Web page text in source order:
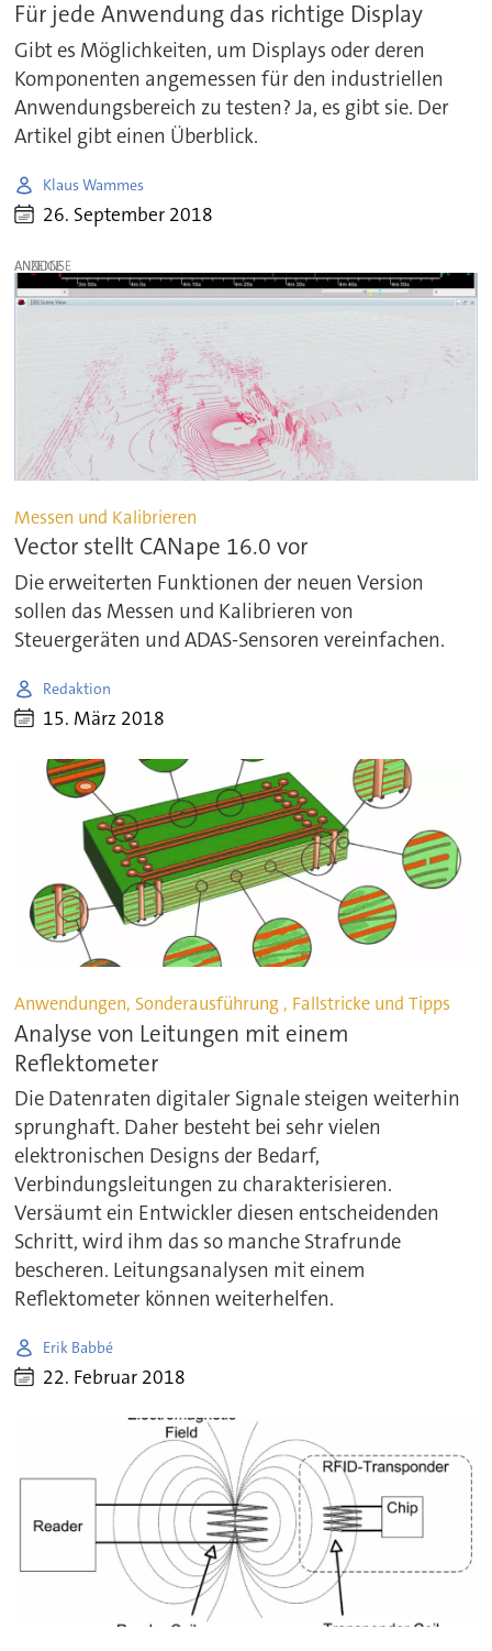
Für jede Anwendung das richtige Display
Gibt es Möglichkeiten, um Displays oder deren
Komponenten angemessen für den industriellen
Anwendungsbereich zu testen? Ja, es gibt sie. Der
Artikel gibt einen Überblick.
Klaus Wammes
26. September 2018
ANZEIGE
Messen und Kalibrieren
Vector stellt CANape 16.0 vor
Die erweiterten Funktionen der neuen Version
sollen das Messen und Kalibrieren von
Steuergeräten und ADAS-Sensoren vereinfachen.
Redaktion
15. März 2018
Anwendungen, Sonderausführung , Fallstricke und Tipps
Analyse von Leitungen mit einem
Reflektometer
Die Datenraten digitaler Signale steigen weiterhin
sprunghaft. Daher besteht bei sehr vielen
elektronischen Designs der Bedarf,
Verbindungsleitungen zu charakterisieren.
Versäumt ein Entwickler diesen entscheidenden
Schritt, wird ihm das so manche Strafrunde
bescheren. Leitungsanalysen mit einem
Reflektometer können weiterhelfen.
Erik Babbé
22. Februar 2018